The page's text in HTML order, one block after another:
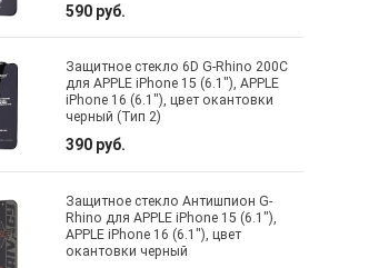
590 руб.
Защитное стекло 6D G-Rhino 200C
для APPLE iPhone 15 (6.1"), APPLE
iPhone 16 (6.1"), цвет окантовки
черный (Тип 2)
390 руб.
Защитное стекло Антишпион G-
Rhino для APPLE iPhone 15 (6.1"),
APPLE iPhone 16 (6.1"), цвет
окантовки черный